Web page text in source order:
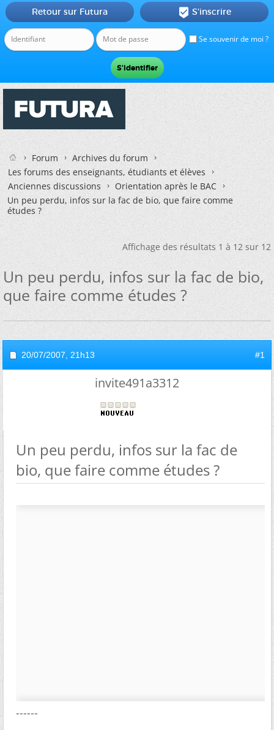
Se souvenir de moi ?
Retour sur Futura  S'inscrire
Forum
Archives du forum
Les forums des enseignants, étudiants et élèves
Anciennes discussions
Orientation après le BAC
Un peu perdu, infos sur la fac de bio, que faire comme
études ?
Affichage des résultats 1 à 12 sur 12
Un peu perdu, infos sur la fac de bio,
que faire comme études ?
20/07/2007, 21h13 #1
invite491a3312
Un peu perdu, infos sur la fac de
bio, que faire comme études ?
------